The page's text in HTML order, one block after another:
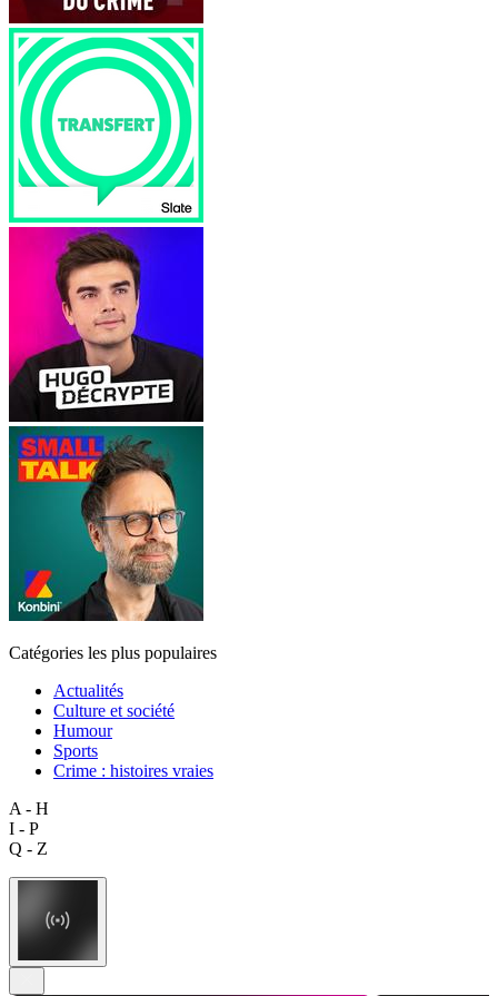
Catégories les plus populaires
Actualités
Culture et société
Humour
Sports
Crime : histoires vraies
A - H
I - P
Q - Z